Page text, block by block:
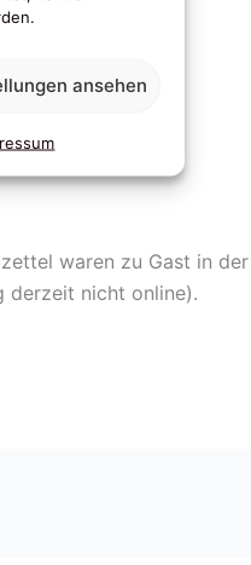
ansehen
waren zu Gast in der
derzeit nicht online).